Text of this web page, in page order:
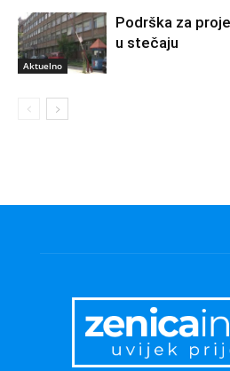
Aktuelno
Podrška za
u stečaju